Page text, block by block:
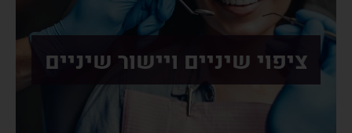
ציפוי שיניים ויישור שיניים